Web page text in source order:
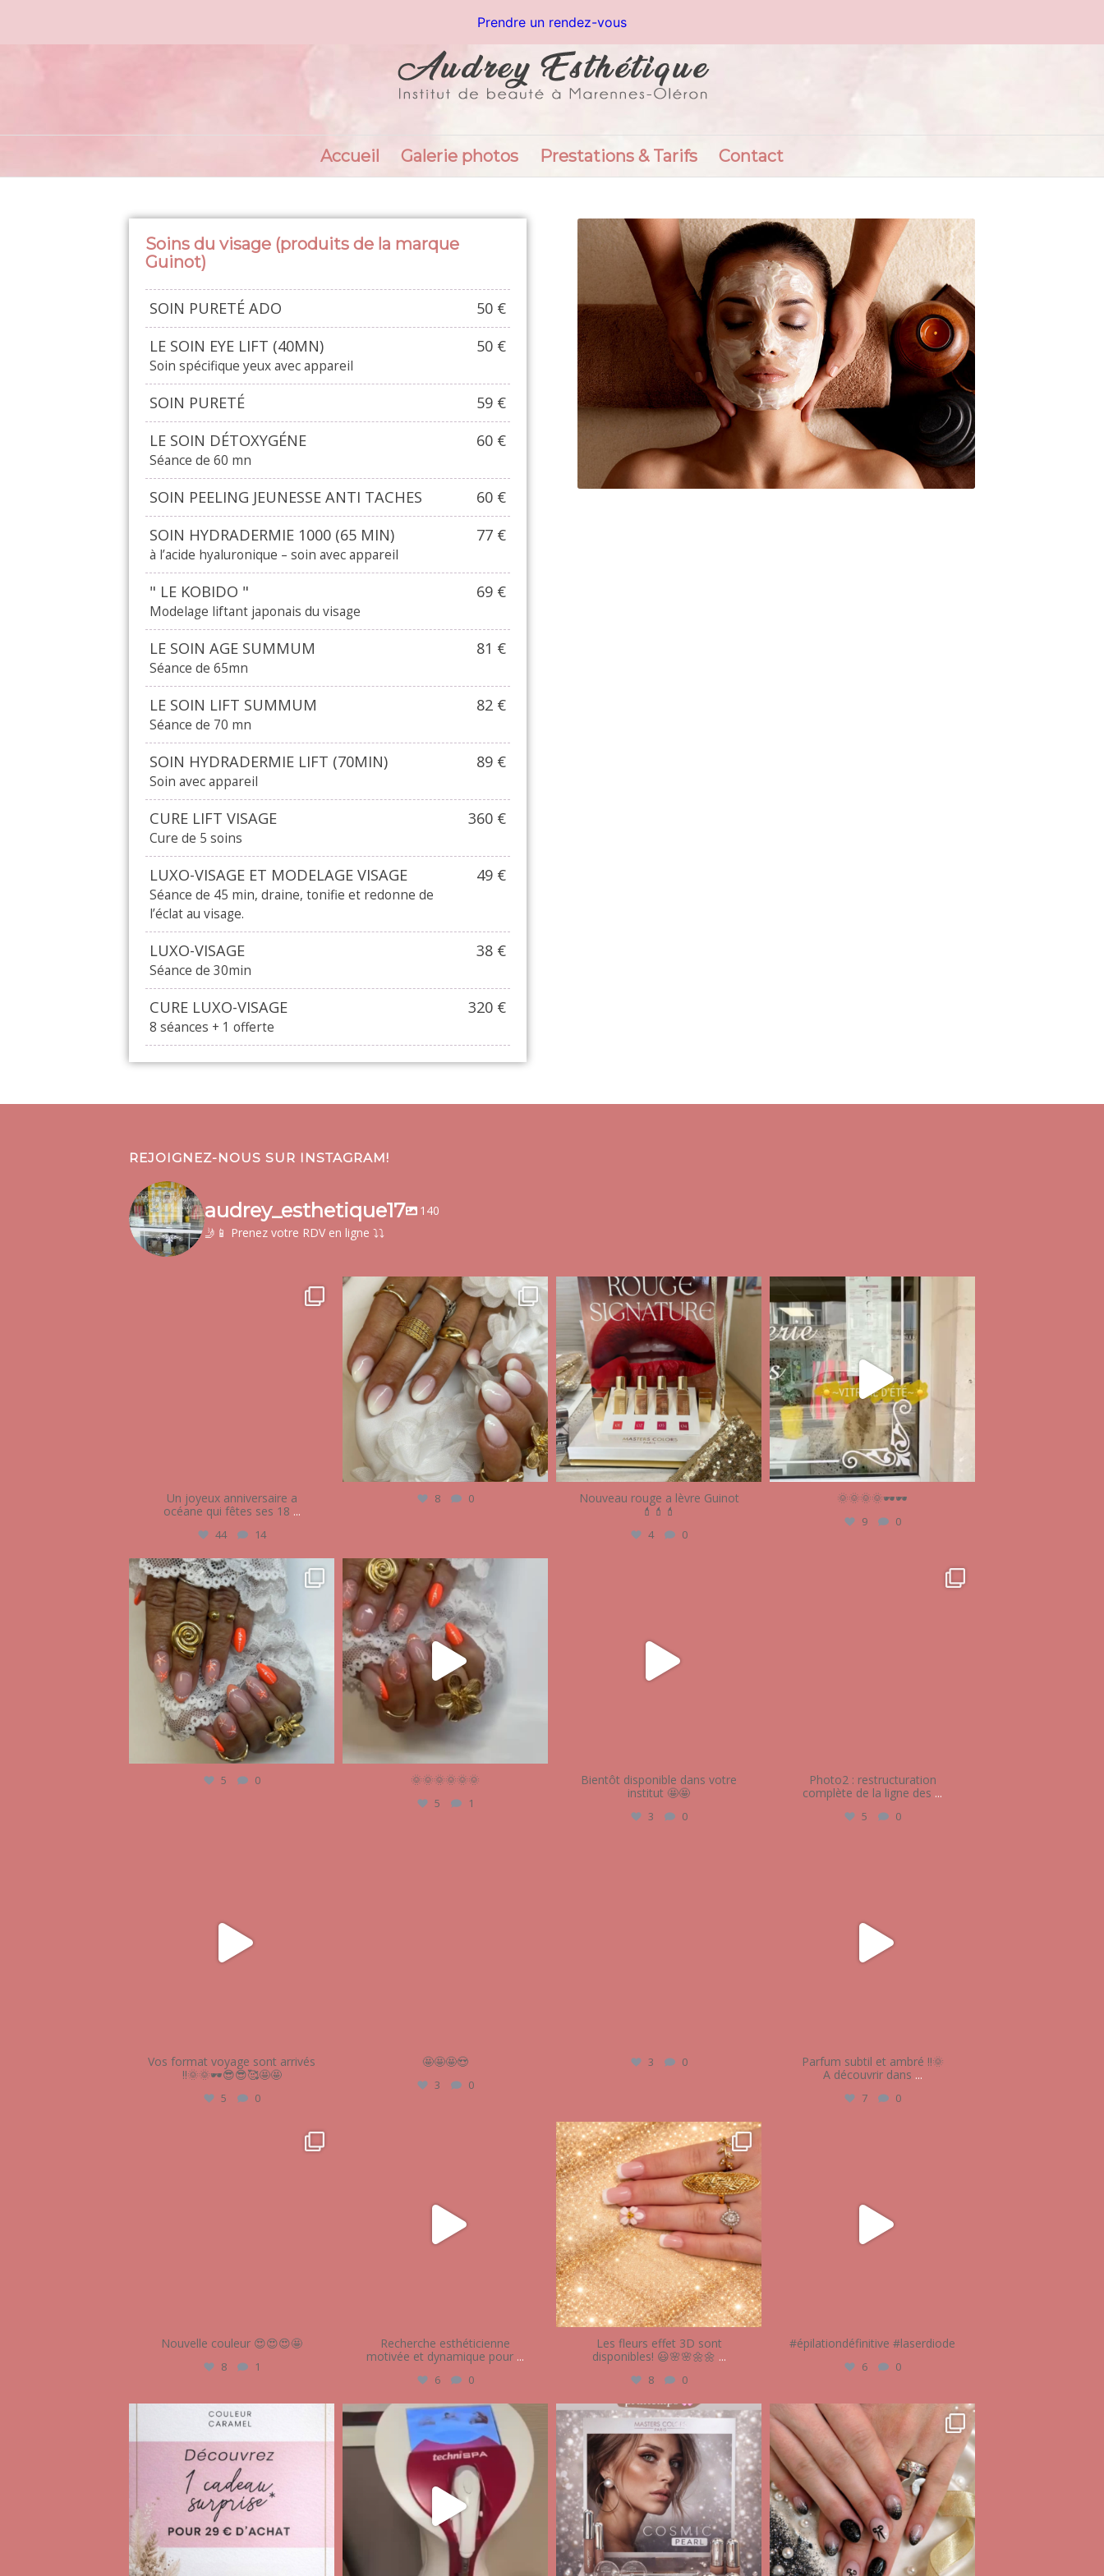
Prendre un rendez-vous
Accueil Galerie photos Prestations & Tarifs Contact
Soins du visage (produits de la marque
Guinot)
SOIN PURETÉ ADO
50 €
LE SOIN EYE LIFT (40MN)
50 €
Soin spécifique yeux avec appareil
SOIN PURETÉ
59 €
LE SOIN DÉTOXYGÉNE
60 €
Séance de 60 mn
SOIN PEELING JEUNESSE ANTI TACHES
60 €
SOIN HYDRADERMIE 1000 (65 MIN)
77 €
à l’acide hyaluronique – soin avec appareil
" LE KOBIDO " 69 €
Modelage liftant japonais du visage
LE SOIN AGE SUMMUM 81 €
Séance de 65mn
LE SOIN LIFT SUMMUM 82 €
Séance de 70 mn
SOIN HYDRADERMIE LIFT (70MIN) 89 €
Soin avec appareil
CURE LIFT VISAGE 360 €
Cure de 5 soins
LUXO-VISAGE ET MODELAGE VISAGE 49 €
Séance de 45 min, draine, tonifie et redonne de
l’éclat au visage.
LUXO-VISAGE 38 €
Séance de 30min
CURE LUXO-VISAGE 320 €
8 séances + 1 offerte
REJOIGNEZ-NOUS SUR INSTAGRAM!
audrey_esthetique17
140
🤳📱 Prenez votre RDV en ligne ⤵️⤵️
Un joyeux anniversaire a
océane qui fêtes ses 18 ...
44 14
audrey_esthetique17
Juil 3
8 0
audrey_esthetique17
Juil 3
Nouveau rouge a lèvre Guinot
💄💄💄
4 0
audrey_esthetique17
Juil 3
🌞🌞🌞🌞🕶🕶
9 0
audrey_esthetique17
Juin 18
5 0
audrey_esthetique17
Juin 18
🌞🌞🌞🌞🌞🌞
5 1
Bientôt disponible dans votre
institut 🤩🤩
3 0
Photo2 : restructuration
complète de la ligne des ...
5 0
Vos format voyage sont arrivés
!!🌞🌞🕶😎😎🥰🤩🤩
5 0
🤩🤩🤩😍
3 0
3 0
Parfum subtil et ambré !!🌞
A découvrir dans ...
7 0
Nouvelle couleur 😍😍😍🤩
8 1
Recherche esthéticienne
motivée et dynamique pour ...
6 0
audrey_esthetique17
Mar 26
Les fleurs effet 3D sont
disponibles! 😃🌸🌸🌼🌼 ...
8 0
#épilationdéfinitive #laserdiode
6 0
audrey_esthetique17
Mar 7
audrey_esthetique17
Mar 7
audrey_esthetique17
Fév 10
audrey_esthetique17
Fév 10